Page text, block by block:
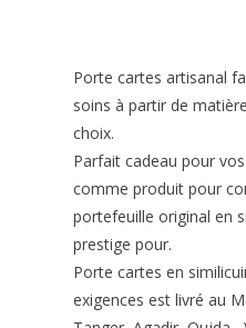
Porte cartes artisanal
soins à partir de
choix.
Parfait cadeau pour
comme produit pour
portefeuille original en
prestige pour.
Porte cartes en
exigences est livré au